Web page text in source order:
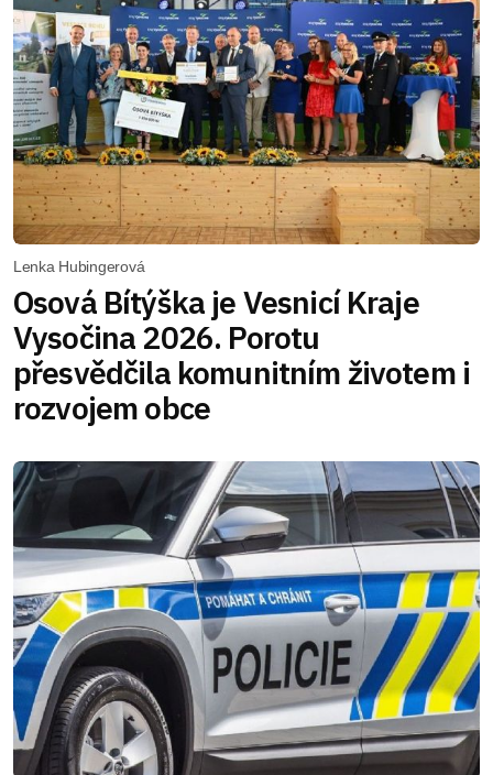
Lenka Hubingerová
Osová Bítýška je Vesnicí Kraje
Vysočina 2026. Porotu
přesvědčila komunitním životem i
rozvojem obce